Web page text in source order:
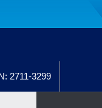
2711-3299